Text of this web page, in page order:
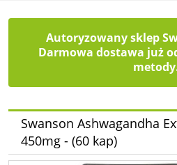
Autoryzowany sklep
Darmowa dostawa już
Swanson Ashwagandha
450mg - (60 kap)